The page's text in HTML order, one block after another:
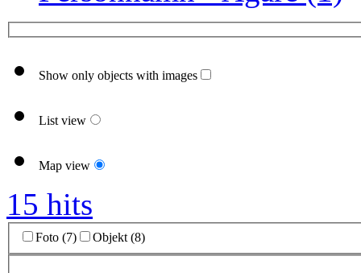
Show only objects with images
List view
Map view
15 hits
Foto (7) Objekt (8)